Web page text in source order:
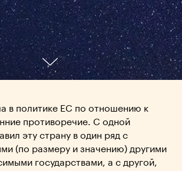
в политике ЕС по отношению к
противоречие. С одной
эту страну в один ряд с
(по размеру и значению) другими
государствами, а с другой,